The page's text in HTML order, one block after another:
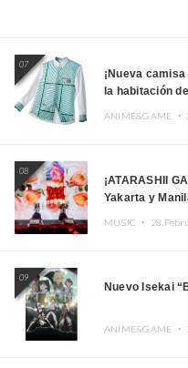
07
¡Nueva
la habitación
ANIME&GAME ・
08
¡ATARASHII
Yakarta y
MUSIC ・
09
Nuevo Isekai
ANIME&GAME ・